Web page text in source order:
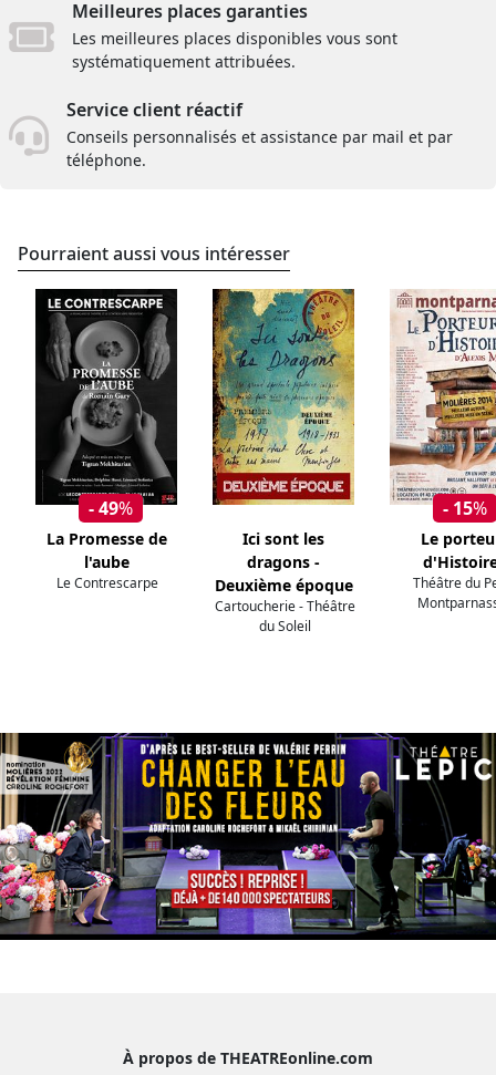
Meilleures places garanties
Les meilleures places disponibles vous sont
systématiquement attribuées.
Service client réactif
Conseils personnalisés et assistance par mail et par
téléphone.
Pourraient aussi vous intéresser
- 49%
La Promesse de
l'aube
Le Contrescarpe
Ici sont les
dragons -
Deuxième époque
Cartoucherie - Théâtre
du Soleil
- 15%
Le
Théâtre du
À propos de THEATREonline.com